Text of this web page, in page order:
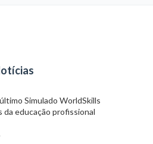
Simulado WorldSkills
educação profissional